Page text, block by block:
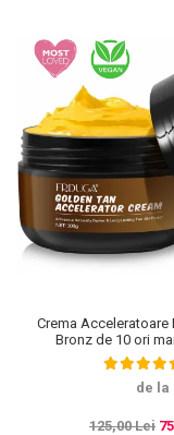
Crema Acceleratoare
Bronz de 10 ori
Intensificator,
de la
125,00 Lei